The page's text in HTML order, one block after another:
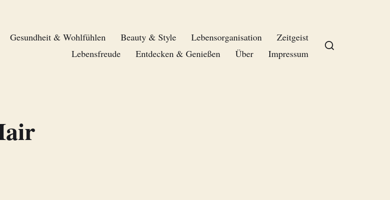
Gesundheit & Wohlfühlen Beauty & Style Lebensorganisation
Zeitgeist
Lebensfreude
Entdecken & Genießen Über Impressum